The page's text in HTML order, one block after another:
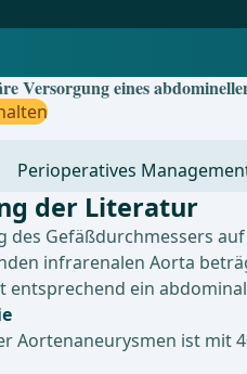
Versorgung eines
Perioperatives
der Literatur
des Gefäßdurchmessers
infrarenalen Aorta
ein
Aortenaneurysmen ist mit